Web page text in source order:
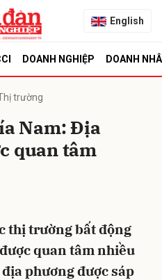
English
DOANH NGHIỆP DOANH
trường
Nam: Địa
quan tâm
thị trường bất động
quan tâm nhiều
phương được sáp
Hủy